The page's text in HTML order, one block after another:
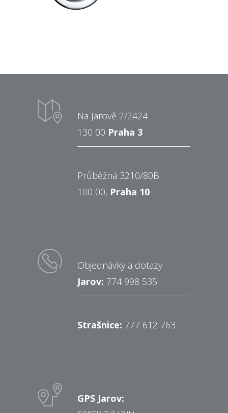
Na Jarově 2/2424
130 00 Praha 3
Průběžná 3210/80B
100 00, Praha 10
Objednávky a dotazy
Jarov: 774 998 535
Strašnice: 777 612 763
GPS Jarov: